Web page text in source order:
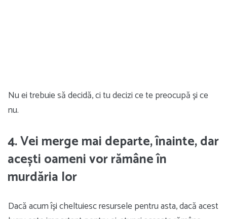
Nu ei trebuie să decidă, ci tu decizi ce te preocupă și ce
nu.
4. Vei merge mai departe, înainte, dar
acești oameni vor rămâne în
murdăria lor
Dacă acum își cheltuiesc resursele pentru asta, dacă acest